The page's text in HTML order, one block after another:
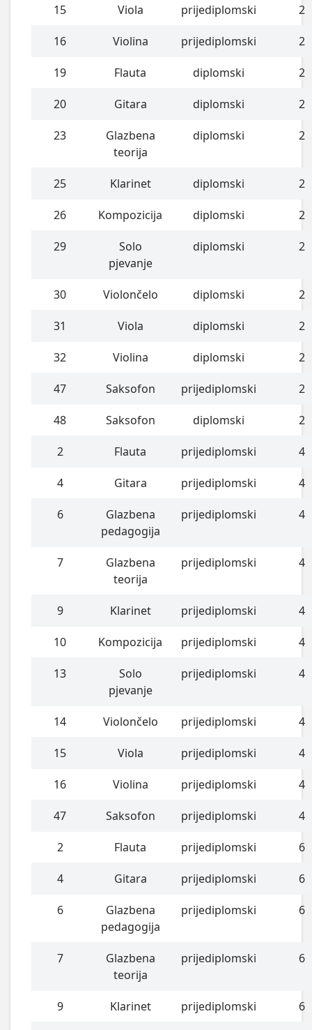
15 Viola prijediplomski 2
16 Violina prijediplomski 2
19 Flauta diplomski 2
20 Gitara diplomski 2
23
Glazbena
teorija
diplomski 2
25 Klarinet diplomski 2
26 Kompozicija diplomski 2
29
Solo
pjevanje
diplomski 2
30 Violončelo diplomski 2
31 Viola diplomski 2
32 Violina diplomski 2
47 Saksofon prijediplomski 2
48 Saksofon diplomski 2
2 Flauta prijediplomski 4
4 Gitara prijediplomski 4
6
Glazbena
pedagogija
prijediplomski 4
7
Glazbena
teorija
prijediplomski 4
9 Klarinet prijediplomski 4
10 Kompozicija prijediplomski 4
13
Solo
pjevanje
prijediplomski 4
14 Violončelo prijediplomski 4
15 Viola prijediplomski 4
16 Violina prijediplomski 4
47 Saksofon prijediplomski 4
2 Flauta prijediplomski 6
4 Gitara prijediplomski 6
6
Glazbena
pedagogija
prijediplomski 6
7
Glazbena
teorija
prijediplomski 6
9 Klarinet prijediplomski 6